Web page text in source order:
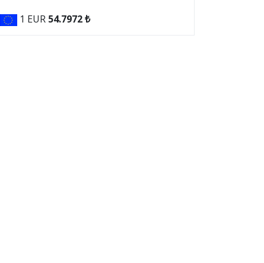
1 EUR 54.7972 ₺